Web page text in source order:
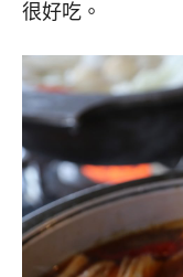
很好吃。